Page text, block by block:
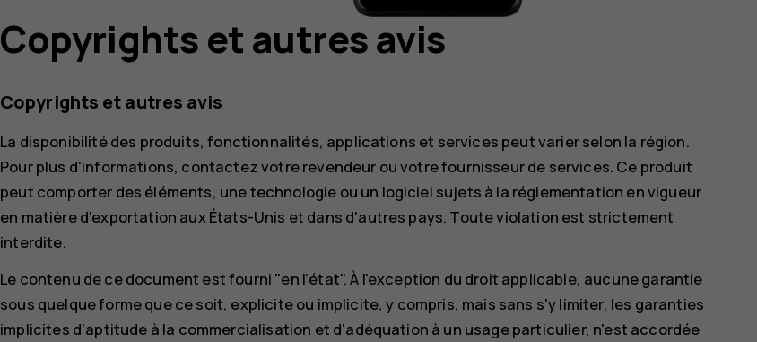
Copyrights et autres avis
Copyrights et autres avis
La disponibilité des produits, fonctionnalités, applications et services peut varier selon la région.
Pour plus d'informations, contactez votre revendeur ou votre fournisseur de services. Ce produit
peut comporter des éléments, une technologie ou un logiciel sujets à la réglementation en vigueur
en matière d'exportation aux États-Unis et dans d'autres pays. Toute violation est strictement
interdite.
Le contenu de ce document est fourni "en l’état". À l'exception du droit applicable, aucune garantie
sous quelque forme que ce soit, explicite ou implicite, y compris, mais sans s'y limiter, les garanties
implicites d'aptitude à la commercialisation et d'adéquation à un usage particulier, n'est accordée